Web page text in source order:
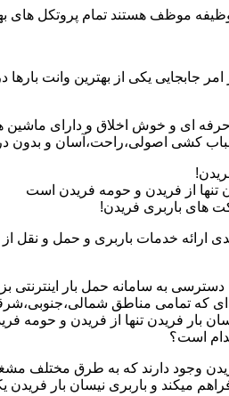
وظیفه موظف هستند تمام پروتکل های
امر جابجایی یکی از بهترین وانت
حرفه ای و خوش اخلاق و دارای
کشی اصولی،راحت،آسان و بدون
تنها از فریدن و حومه فریدن است
های باربری فریدن!
ارائه خدمات باربری و حمل و نقل
به سامانه حمل بار اینترنتی
ای که تمامی مناطق
بار فریدن تنها از فریدن و
است؟
وجود دارند که به طرق مختلف
میکند و باربری نیسان بار فریدن